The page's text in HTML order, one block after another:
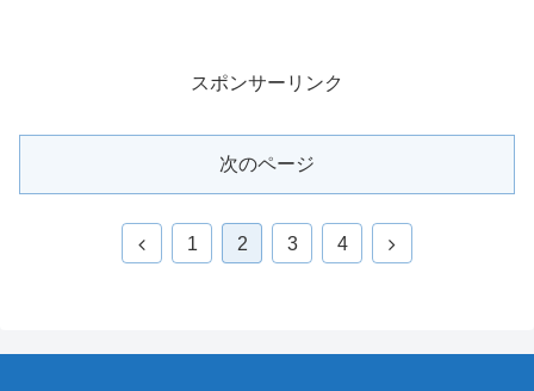
スポンサーリンク
次のページ
前
1 2 3 4
次